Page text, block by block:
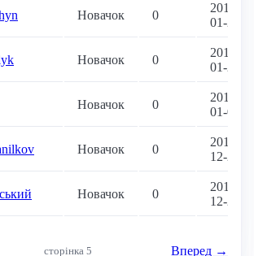
Новачок 0
2018-
01-28
Новачок 0
2018-
01-27
Новачок 0
2018-
01-05
Новачок 0
2017-
12-29
Новачок 0
2017-
12-28
сторінка 5 Вперед →